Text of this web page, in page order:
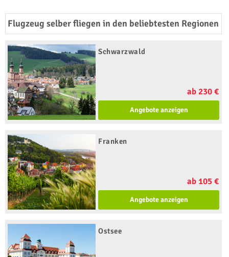
Flugzeug selber fliegen in den beliebtesten Regionen
Schwarzwald
ab 230 €
Angebote anzeigen
Franken
ab 105 €
Angebote anzeigen
Ostsee